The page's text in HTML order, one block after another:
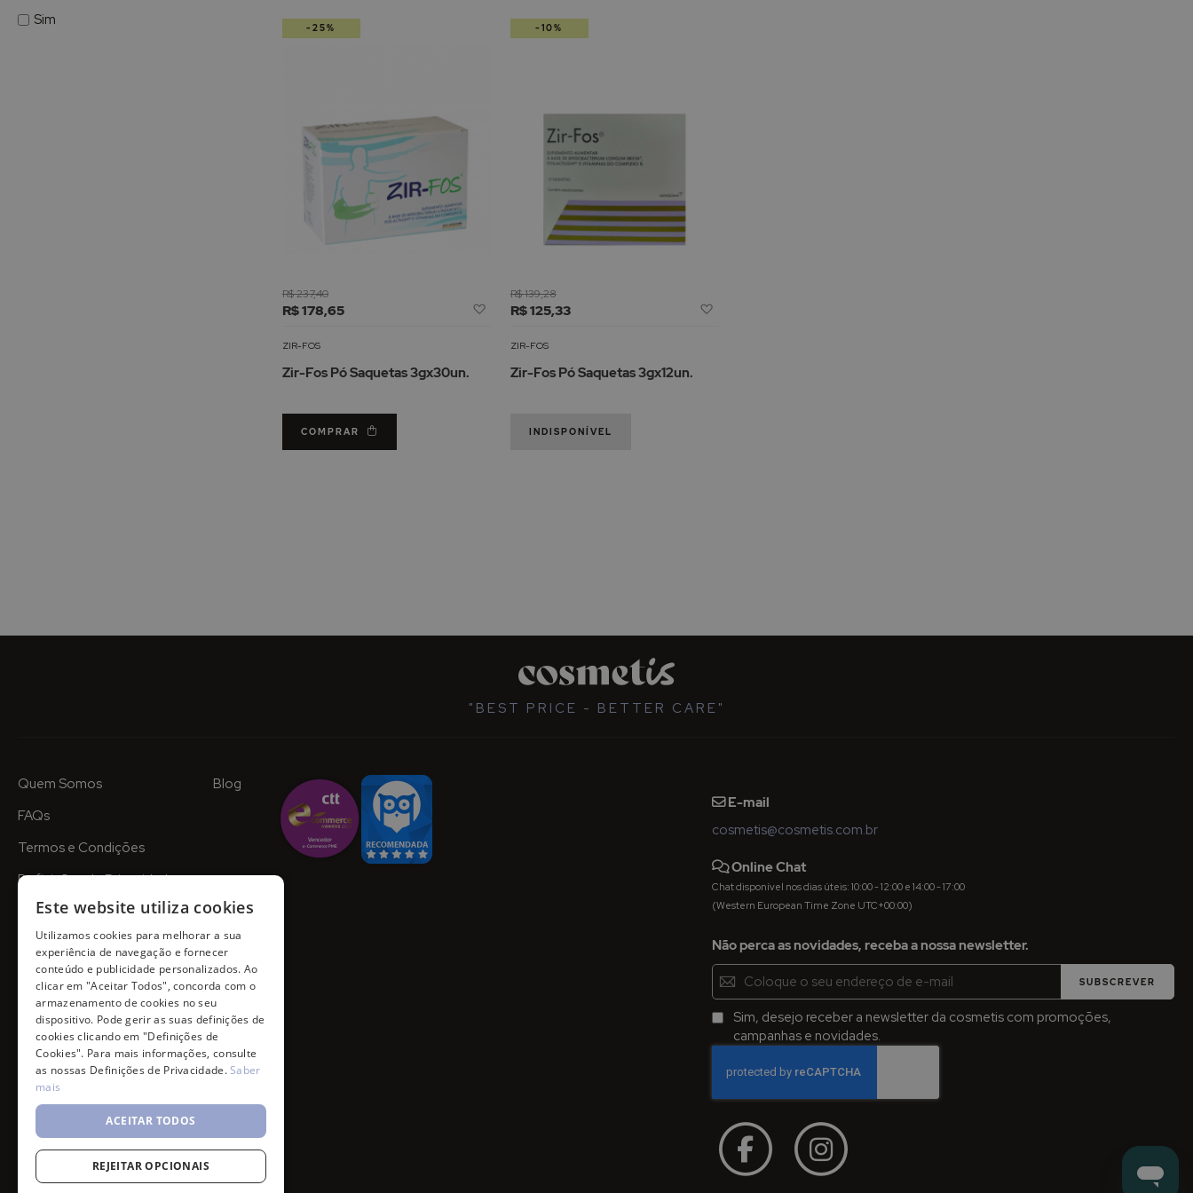
R$ 178,65
R$ 237,40
Adicionar
Lista
Desejos
ZIR-FOS
Zir-Fos Pó Saquetas 3gx30un.
COMPRAR
-25%
R$ 125,33
R$ 139,28
ZIR-FOS
Zir-Fos Pó Saquetas 3gx12un.
INDISPONÍVEL
-10%
Sim
"BEST PRICE - BETTER CARE"
Quem Somos
FAQs
Termos e Condições
Definições de Privacidade
Blog
E-mail
cosmetis@cosmetis.com.br
Online Chat
Chat disponível nos dias úteis: 10:00 - 12:00 e 14:00 - 17:00
(Western European Time Zone UTC+00:00)
Não perca as novidades, receba a nossa newsletter.
Inscreva-
se
na
Newsletter:
SUBSCREVER
Sim, desejo receber a newsletter da cosmetis com promoções,
campanhas e novidades.
Este website utiliza cookies
Utilizamos cookies para melhorar a sua
experiência de navegação e fornecer
conteúdo e publicidade personalizados. Ao
clicar em "Aceitar Todos", concorda com o
armazenamento de cookies no seu
dispositivo. Pode gerir as suas definições de
cookies clicando em "Definições de
Cookies". Para mais informações, consulte
as nossas Definições de Privacidade.Saber
mais
ACEITAR TODOS
REJEITAR OPCIONAIS